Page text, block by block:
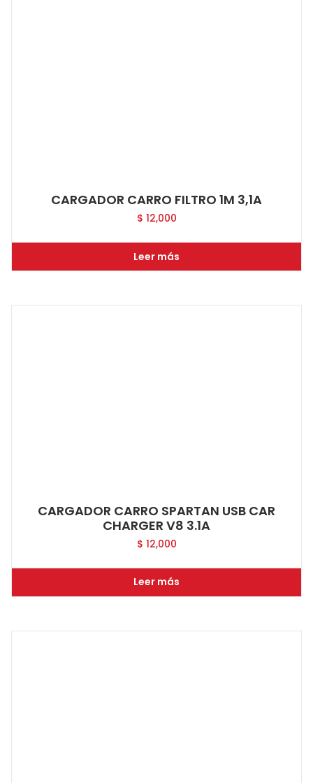
CARGADOR CARRO FILTRO 1M 3,1A
$ 12,000
Leer más
CARGADOR CARRO SPARTAN USB CAR
CHARGER V8 3.1A
$ 12,000
Leer más